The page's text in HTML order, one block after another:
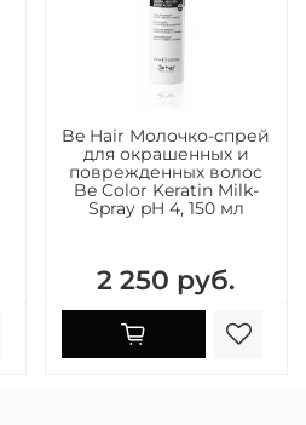
Be Hair Молочко-спрей
для окрашенных и
поврежденных волос
Be Color Keratin Milk-
Spray pH 4, 150 мл
2 250 руб.